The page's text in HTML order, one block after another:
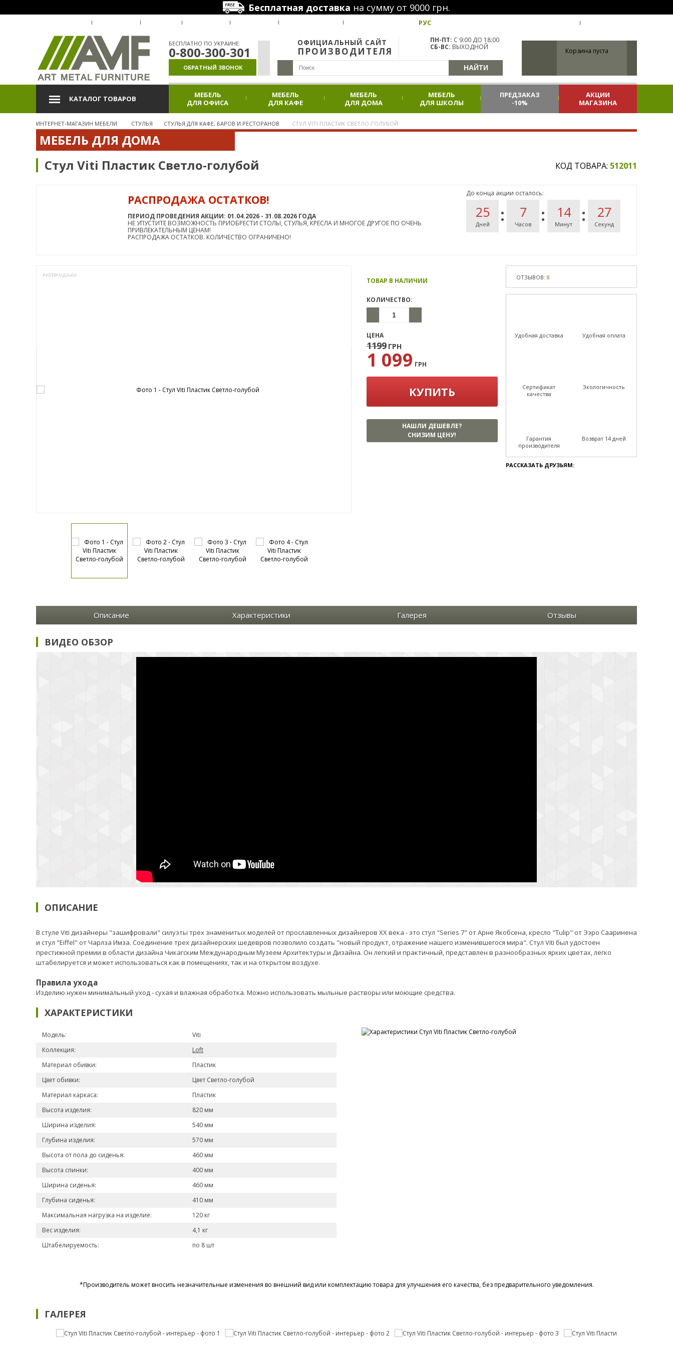
Бесплатная доставка на сумму от 9000 грн.
РУС
БЕСПЛАТНО ПО УКРАИНЕ:
0-800-300-301
ОБРАТНЫЙ ЗВОНОК
ОФИЦИАЛЬНЫЙ САЙТ
ПРОИЗВОДИТЕЛЯ
ПН-ПТ: С 9:00 ДО 18:00
СБ-ВС: ВЫХОДНОЙ Корзина пуста
КАТАЛОГ ТОВАРОВ
МЕБЕЛЬ
ДЛЯ ОФИСА
МЕБЕЛЬ
ДЛЯ КАФЕ
МЕБЕЛЬ
ДЛЯ ДОМА
МЕБЕЛЬ
ДЛЯ ШКОЛЫ
ПРЕДЗАКАЗ
-10%
АКЦИИ
МАГАЗИНА
ИНТЕРНЕТ-МАГАЗИН МЕБЕЛИ СТУЛЬЯ СТУЛЬЯ ДЛЯ КАФЕ, БАРОВ И РЕСТОРАНОВ СТУЛ VITI ПЛАСТИК СВЕТЛО-ГОЛУБОЙ
МЕБЕЛЬ ДЛЯ ДОМА
Стул Viti Пластик Светло-голубой
КОД ТОВАРА: 512011
До конца акции осталось:
Дней
25
Часов
7
Минут
14
Секунд
26
РАСПРОДАЖА ОСТАТКОВ!
ПЕРИОД ПРОВЕДЕНИЯ АКЦИИ: 01.04.2026 - 31.08.2026 ГОДА
НЕ УПУСТИТЕ ВОЗМОЖНОСТЬ ПРИОБРЕСТИ СТОЛЫ, СТУЛЬЯ, КРЕСЛА И МНОГОЕ ДРУГОЕ ПО ОЧЕНЬ
ПРИВЛЕКАТЕЛЬНЫМ ЦЕНАМ!
РАСПРОДАЖА ОСТАТКОВ. КОЛИЧЕСТВО ОГРАНИЧЕНО!
РАСПРОДАЖА
0%
ТОВАР В НАЛИЧИИ
КОЛИЧЕСТВО:
ЦЕНА
1199 ГРН
1 099 ГРН
КУПИТЬ
НАШЛИ ДЕШЕВЛЕ?
СНИЗИМ ЦЕНУ!
ОТЗЫВОВ:8
Удобная доставка Удобная оплата
Сертификат
качества
Экологичность
Гарантия
производителя
Возврат 14 дней
РАССКАЗАТЬ ДРУЗЬЯМ:
Описание Характеристики Галерея Отзывы
ВИДЕО ОБЗОР
ОПИСАНИЕ
В стуле Viti дизайнеры "зашифровали" силуэты трех знаменитых моделей от прославленных дизайнеров ХХ века - это стул "Series 7" от Арне Якобсена, кресло "Tulip" от Ээро Сааринена
и стул "Eiffel" от Чарлза Имза. Соединение трех дизайнерских шедевров позволило создать "новый продукт, отражение нашего изменившегося мира". Стул Viti был удостоен
престижной премии в области дизайна Чикагским Международным Музеем Архитектуры и Дизайна. Он легкий и практичный, представлен в разнообразных ярких цветах, легко
штабелируется и может использоваться как в помещениях, так и на открытом воздухе.
Правила ухода
Изделию нужен минимальный уход - сухая и влажная обработка. Можно использовать мыльные растворы или моющие средства.
ХАРАКТЕРИСТИКИ
Модель:
Viti
Коллекция:
Loft
Материал обивки:
Пластик
Цвет обивки:
Цвет Светло-голубой
Материал каркаса:
Пластик
Высота изделия:
820 мм
Ширина изделия:
540 мм
Глубина изделия:
570 мм
Высота от пола до сиденья:
460 мм
Высота спинки:
400 мм
Ширина сиденья:
460 мм
Глубина сиденья:
410 мм
Максимальная нагрузка на изделие:
120 кг
Вес изделия:
4,1 кг
Штабелируемость:
по 8 шт
*Производитель может вносить незначительные изменения во внешний вид или комплектацию товара для улучшения его качества, без предварительного уведомления.
ГАЛЕРЕЯ